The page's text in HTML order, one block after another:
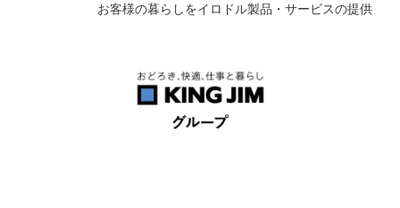
お客様の暮らしをイロドル製品・サービスの提供